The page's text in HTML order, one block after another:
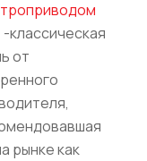
-классическая
от
рынке как